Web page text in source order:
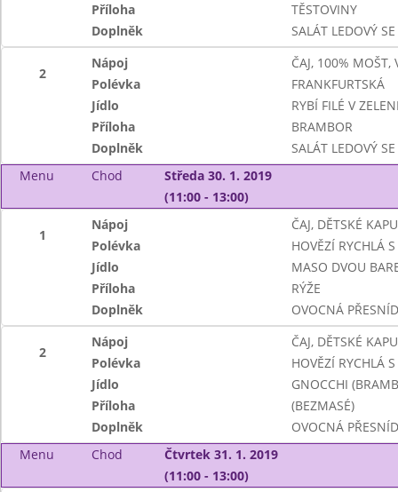
Příloha
TĚSTOVINY
Doplněk
SALÁT LEDOVÝ
2
Nápoj
ČAJ, 100% MOŠT,
Polévka
FRANKFURTSKÁ
Jídlo
RYBÍ FILÉ V
Příloha
BRAMBOR
Doplněk
SALÁT LEDOVÝ
Menu
Chod
Středa 30. 1. 2019
(11:00 - 13:00)
1
Nápoj
ČAJ, DĚTSKÉ
Polévka
HOVĚZÍ RYCHLÁ S
Jídlo
MASO DVOU
Příloha
RÝŽE
Doplněk
OVOCNÁ
2
Nápoj
ČAJ, DĚTSKÉ
Polévka
HOVĚZÍ RYCHLÁ S
Jídlo
GNOCCHI
Příloha
(BEZMASÉ)
Doplněk
OVOCNÁ
Menu
Chod
Čtvrtek 31. 1. 2019
(11:00 - 13:00)